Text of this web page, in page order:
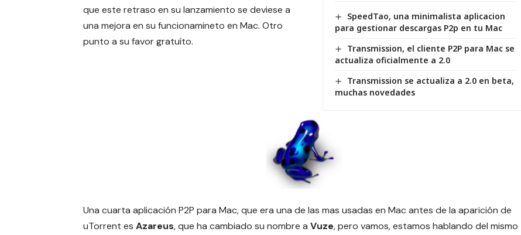
SpeedTao, una minimalista aplicacion
para gestionar descargas P2p en tu Mac
Transmission, el cliente P2P para Mac se
actualiza oficialmente a 2.0
Transmission se actualiza a 2.0 en beta,
muchas novedades
que este retraso en su lanzamiento se deviese a
una mejora en su funcionamineto en Mac. Otro
punto a su favor gratuíto.
Una cuarta aplicación P2P para Mac, que era una de las mas usadas en Mac antes de la aparición de
uTorrent es Azareus, que ha cambiado su nombre a Vuze, pero vamos, estamos hablando del mismo